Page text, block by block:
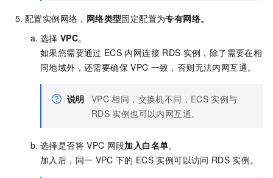
配置实例网络， 网络类型固定配置为专有网络。
选择 VPC。
如果您需要通过 ECS 内网连接 RDS 实例，除了需要在相
同地域外，还需要确保 VPC 一致，否则无法内网互通。
说明 VPC 相同，交换机不同，ECS 实例与
RDS 实例也可以内网互通。
选择是否将 VPC 网段加入白名单。
加入后，同一 VPC 下的 ECS 实例可以访问 RDS 实例。